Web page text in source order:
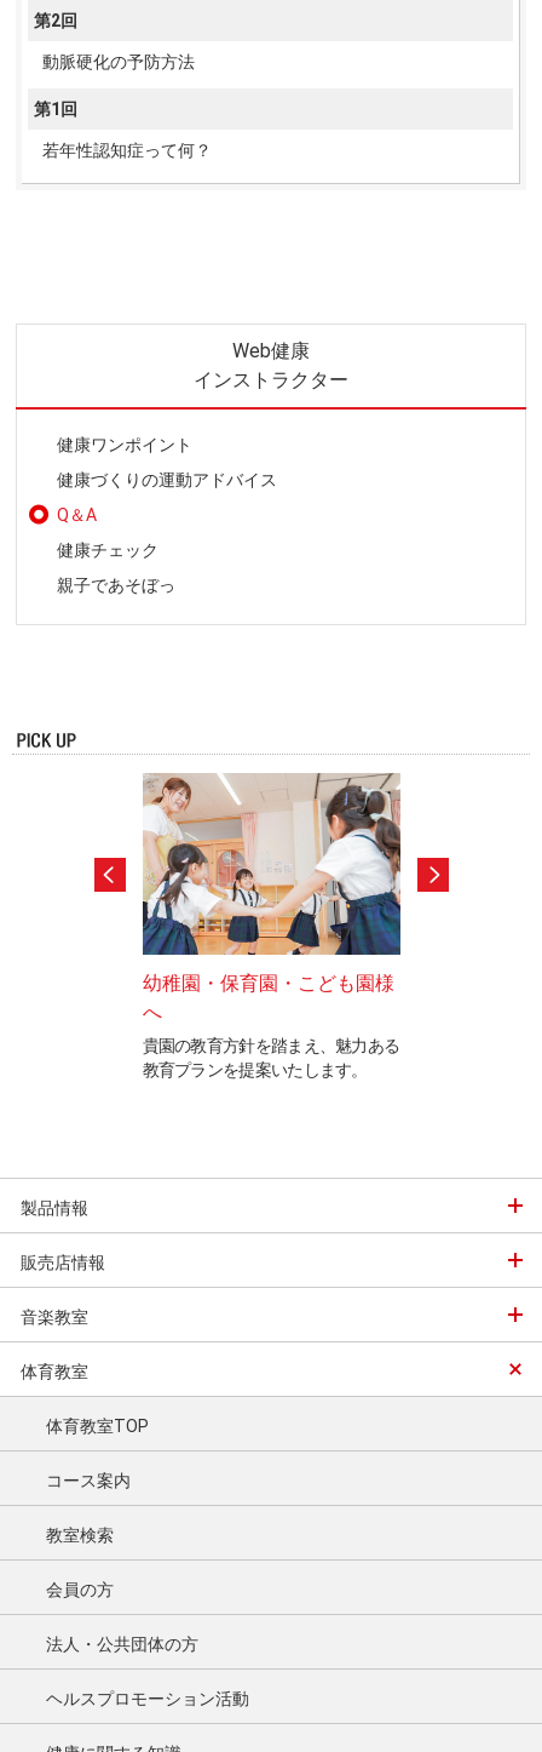
第2回
動脈硬化の予防方法
第1回
若年性認知症って何？
Web健康
インストラクター
健康ワンポイント
健康づくりの運動アドバイス
Q＆A
健康チェック
親子であそぼっ
幼稚園・保育園・こども園様
へ
貴園の教育方針を踏まえ、魅力ある
教育プランを提案いたします。
製品情報
販売店情報
音楽教室
体育教室
体育教室TOP
コース案内
教室検索
会員の方
法人・公共団体の方
ヘルスプロモーション活動